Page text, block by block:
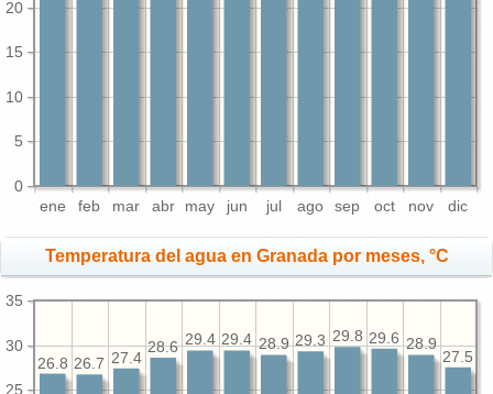
ene feb mar abr may jun jul ago sep oct nov dic
0
5
10
15
20
Temperatura del agua en Granada por meses, °C
25
30
35
27.5
28.9
29.6
29.8
29.3
28.9
29.4
29.4
28.6
27.4
26.7
26.8